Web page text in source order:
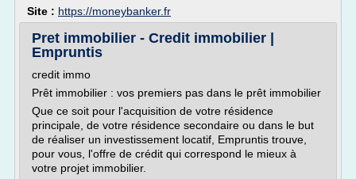
Site : https://moneybanker.fr
Pret immobilier - Credit immobilier |
Empruntis
credit immo
Prêt immobilier : vos premiers pas dans le prêt immobilier
Que ce soit pour l'acquisition de votre résidence
principale, de votre résidence secondaire ou dans le but
de réaliser un investissement locatif, Empruntis trouve,
pour vous, l'offre de crédit qui correspond le mieux à
votre projet immobilier.